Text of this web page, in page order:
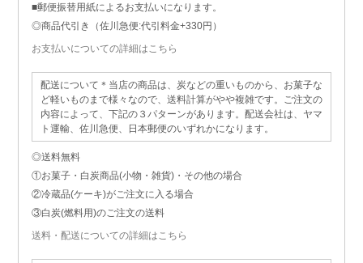
■郵便振替用紙によるお支払いになります。
◎商品代引き（佐川急便:代引料金+330円）
お支払いについての詳細はこちら
配送について＊当店の商品は、炭などの重いものから、お菓子な
ど軽いものまで様々なので、送料計算がやや複雑です。ご注文の
内容によって、下記の３パターンがあります。配送会社は、ヤマ
ト運輸、佐川急便、日本郵便のいずれかになります。
◎送料無料
①お菓子・白炭商品(小物・雑貨)・その他の場合
②冷蔵品(ケーキ)がご注文に入る場合
③白炭(燃料用)のご注文の送料
送料・配送についての詳細はこちら